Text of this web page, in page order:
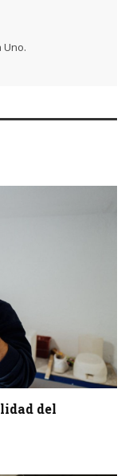
Uno.
del